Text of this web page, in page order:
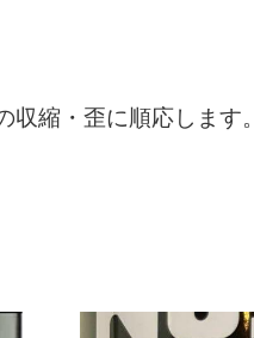
縮・歪に順応します。